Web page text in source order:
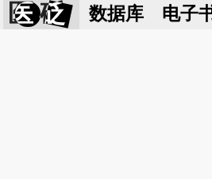
医 砭 数据库 电子